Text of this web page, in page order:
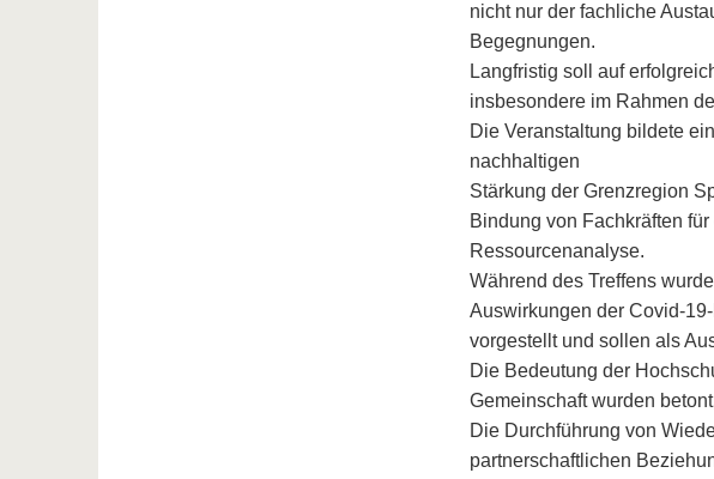
nicht nur der fachliche
Begegnungen.
Langfristig soll auf
insbesondere im Rahmen
Die Veranstaltung bildete
nachhaltigen
Stärkung der Grenzregion
Bindung von Fachkräften
Ressourcenanalyse.
Während des Treffens
Auswirkungen der Covid-
vorgestellt und sollen als
Die Bedeutung der
Gemeinschaft wurden
Die Durchführung von
partnerschaftlichen